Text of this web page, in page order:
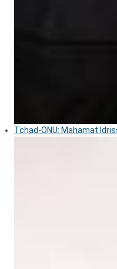
Tchad-ONU: Mahamat